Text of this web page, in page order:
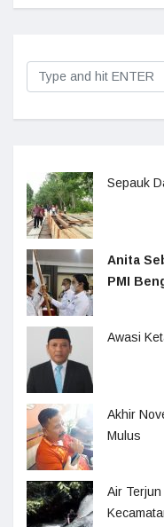
Sepauk
Anita
PMI
Awasi
Akhir
Mulus
Air